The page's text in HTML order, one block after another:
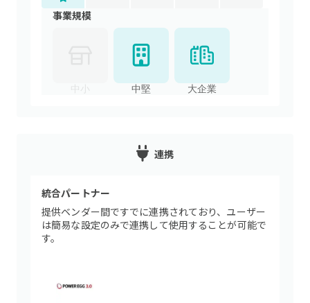
事業規模
中堅 大企業
連携
統合パートナー
提供ベンダー間ですでに連携されており、ユーザー
は簡易な設定のみで連携して使用することが可能で
す。